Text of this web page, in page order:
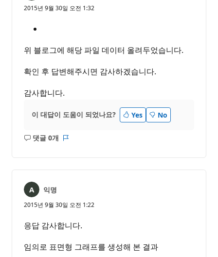
2015년 9월 30일 오전 1:32
위 블로그에 해당 파일 데이터 올려두었습니다.
확인 후 답변해주시면 감사하겠습니다.
감사합니다.
이 대답이 도움이 되었나요? Yes No
댓글 0개
설
음
익명
2015년 9월 30일 오전 1:22
응답 감사합니다.
임의로 표면형 그래프를 생성해 본 결과